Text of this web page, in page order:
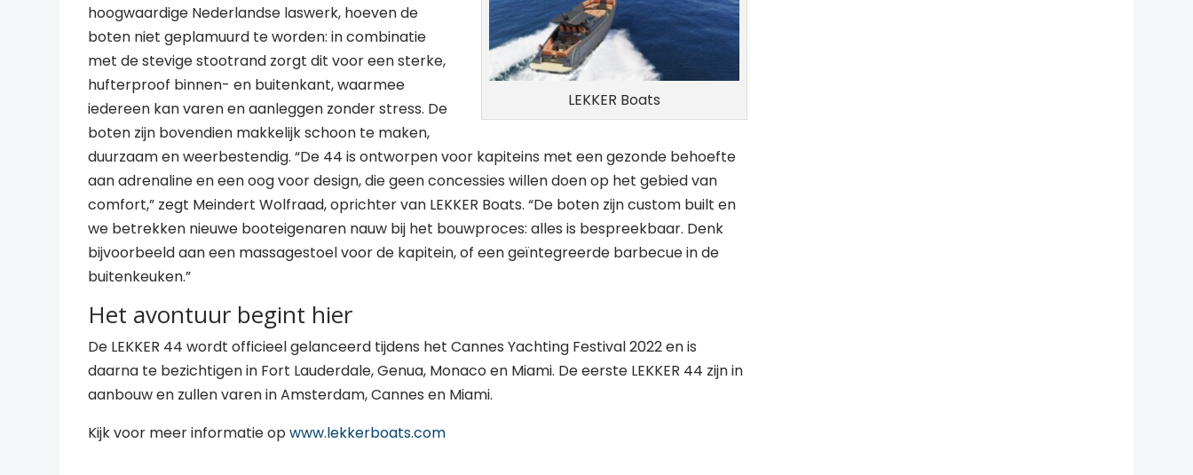
LEKKER Boats
hoogwaardige Nederlandse laswerk, hoeven de
boten niet geplamuurd te worden: in combinatie
met de stevige stootrand zorgt dit voor een sterke,
hufterproof binnen- en buitenkant, waarmee
iedereen kan varen en aanleggen zonder stress. De
boten zijn bovendien makkelijk schoon te maken,
duurzaam en weerbestendig. “De 44 is ontworpen voor kapiteins met een gezonde behoefte
aan adrenaline en een oog voor design, die geen concessies willen doen op het gebied van
comfort,” zegt Meindert Wolfraad, oprichter van LEKKER Boats. “De boten zijn custom built en
we betrekken nieuwe booteigenaren nauw bij het bouwproces: alles is bespreekbaar. Denk
bijvoorbeeld aan een massagestoel voor de kapitein, of een geïntegreerde barbecue in de
buitenkeuken.”
Het avontuur begint hier
De LEKKER 44 wordt officieel gelanceerd tijdens het Cannes Yachting Festival 2022 en is
daarna te bezichtigen in Fort Lauderdale, Genua, Monaco en Miami. De eerste LEKKER 44 zijn in
aanbouw en zullen varen in Amsterdam, Cannes en Miami.
Kijk voor meer informatie opwww.lekkerboats.com